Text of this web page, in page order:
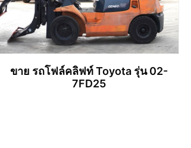
ขาย รถโฟล์คลิฟท์ Toyota รุ่น 02-
7FD25